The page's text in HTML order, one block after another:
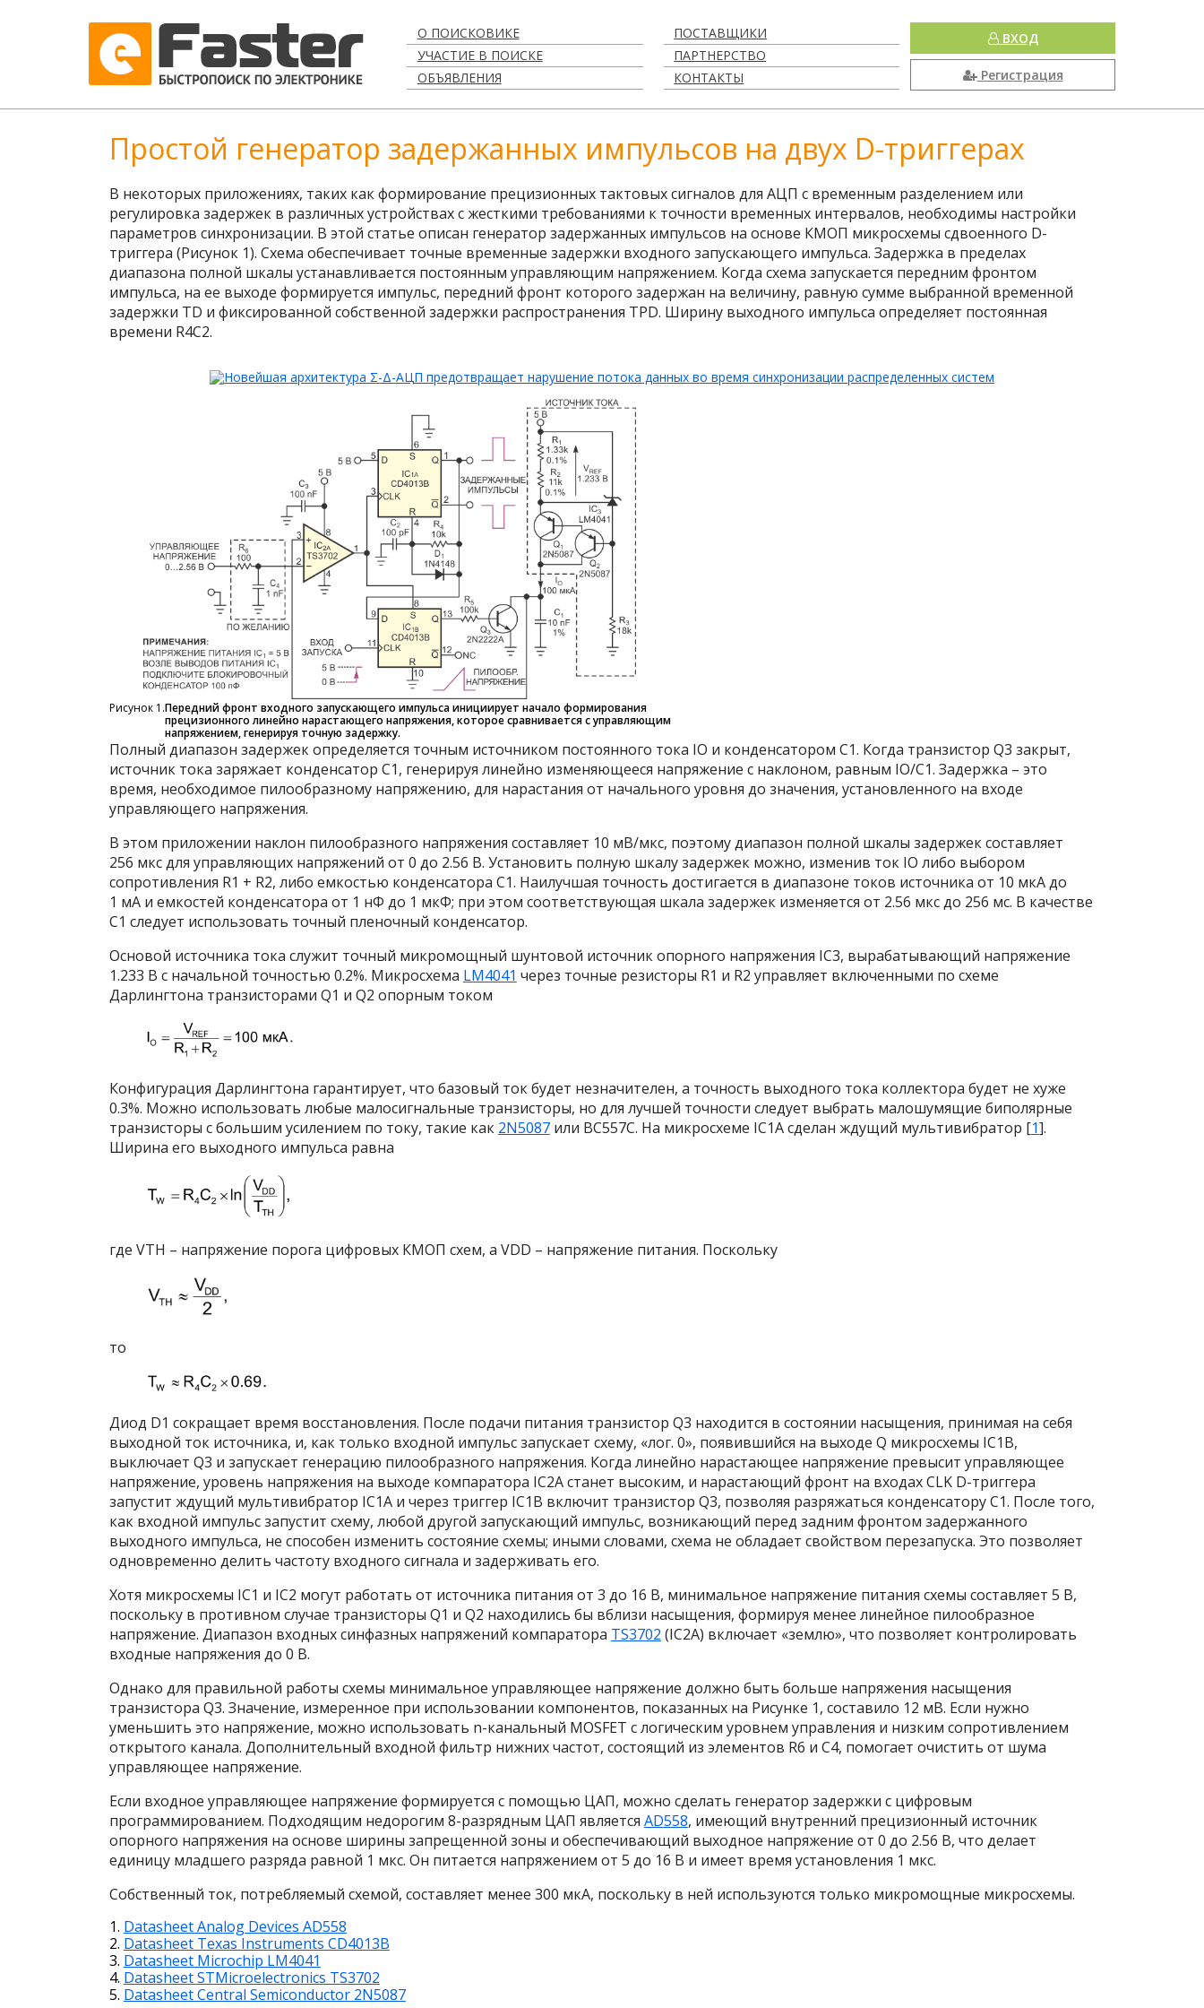
О ПОИСКОВИКЕ
ПОСТАВЩИКИ
УЧАСТИЕ В ПОИСКЕ
ПАРТНЕРСТВО
ОБЪЯВЛЕНИЯ
КОНТАКТЫ
ВХОД
Регистрация
Простой генератор задержанных импульсов на двух D-триггерах
В некоторых приложениях, таких как формирование прецизионных тактовых сигналов для АЦП с временным разделением или
регулировка задержек в различных устройствах с жесткими требованиями к точности временных интервалов, необходимы настройки
параметров синхронизации. В этой статье описан генератор задержанных импульсов на основе КМОП микросхемы сдвоенного D-
триггера (Рисунок 1). Схема обеспечивает точные временные задержки входного запускающего импульса. Задержка в пределах
диапазона полной шкалы устанавливается постоянным управляющим напряжением. Когда схема запускается передним фронтом
импульса, на ее выходе формируется импульс, передний фронт которого задержан на величину, равную сумме выбранной временной
задержки TD и фиксированной собственной задержки распространения TPD. Ширину выходного импульса определяет постоянная
времени R4C2.
Рисунок 1.Передний фронт входного запускающего импульса инициирует начало формирования
прецизионного линейно нарастающего напряжения, которое сравнивается с управляющим
напряжением, генерируя точную задержку.
Полный диапазон задержек определяется точным источником постоянного тока IO и конденсатором C1. Когда транзистор Q3 закрыт,
источник тока заряжает конденсатор C1, генерируя линейно изменяющееся напряжение с наклоном, равным IO/C1. Задержка – это
время, необходимое пилообразному напряжению, для нарастания от начального уровня до значения, установленного на входе
управляющего напряжения.
В этом приложении наклон пилообразного напряжения составляет 10 мВ/мкс, поэтому диапазон полной шкалы задержек составляет
256 мкс для управляющих напряжений от 0 до 2.56 В. Установить полную шкалу задержек можно, изменив ток IO либо выбором
сопротивления R1 + R2, либо емкостью конденсатора C1. Наилучшая точность достигается в диапазоне токов источника от 10 мкА до
1 мА и емкостей конденсатора от 1 нФ до 1 мкФ; при этом соответствующая шкала задержек изменяется от 2.56 мкс до 256 мс. В качестве
C1 следует использовать точный пленочный конденсатор.
Основой источника тока служит точный микромощный шунтовой источник опорного напряжения IC3, вырабатывающий напряжение
1.233 В с начальной точностью 0.2%. Микросхема LM4041 через точные резисторы R1 и R2 управляет включенными по схеме
Дарлингтона транзисторами Q1 и Q2 опорным током
Конфигурация Дарлингтона гарантирует, что базовый ток будет незначителен, а точность выходного тока коллектора будет не хуже
0.3%. Можно использовать любые малосигнальные транзисторы, но для лучшей точности следует выбрать малошумящие биполярные
транзисторы с большим усилением по току, такие как 2N5087или BC557C. На микросхеме IC1Aсделан ждущий мультивибратор [1].
Ширина его выходного импульса равна
где VTH – напряжение порога цифровых КМОП схем, а VDD – напряжение питания. Поскольку
то
Диод D1 сокращает время восстановления. После подачи питания транзистор Q3 находится в состоянии насыщения, принимая на себя
выходной ток источника, и, как только входной импульс запускает схему, «лог. 0», появившийся на выходе Q микросхемы IC1B,
выключает Q3 и запускает генерацию пилообразного напряжения. Когда линейно нарастающее напряжение превысит управляющее
напряжение, уровень напряжения на выходе компаратора IC2Aстанет высоким, и нарастающий фронт на входах CLK D-триггера
запустит ждущий мультивибратор IC1Aи через триггер IC1B включит транзистор Q3, позволяя разряжаться конденсатору C1. После того,
как входной импульс запустит схему, любой другой запускающий импульс, возникающий перед задним фронтом задержанного
выходного импульса, не способен изменить состояние схемы; иными словами, схема не обладает свойством перезапуска. Это позволяет
одновременно делить частоту входного сигнала и задерживать его.
Хотя микросхемы IC1 и IC2 могут работать от источника питания от 3 до 16 В, минимальное напряжение питания схемы составляет 5 В,
поскольку в противном случае транзисторы Q1 и Q2 находились бы вблизи насыщения, формируя менее линейное пилообразное
напряжение. Диапазон входных синфазных напряжений компаратора TS3702 (IC2A) включает «землю», что позволяет контролировать
входные напряжения до 0 В.
Однако для правильной работы схемы минимальное управляющее напряжение должно быть больше напряжения насыщения
транзистора Q3. Значение, измеренное при использовании компонентов, показанных на Рисунке 1, составило 12 мВ. Если нужно
уменьшить это напряжение, можно использовать n-канальный MOSFET с логическим уровнем управления и низким сопротивлением
открытого канала. Дополнительный входной фильтр нижних частот, состоящий из элементов R6 и C4, помогает очистить от шума
управляющее напряжение.
Если входное управляющее напряжение формируется с помощью ЦАП, можно сделать генератор задержки с цифровым
программированием. Подходящим недорогим 8-разрядным ЦАП является AD558, имеющий внутренний прецизионный источник
опорного напряжения на основе ширины запрещенной зоны и обеспечивающий выходное напряжение от 0 до 2.56 В, что делает
единицу младшего разряда равной 1 мкс. Он питается напряжением от 5 до 16 В и имеет время установления 1 мкс.
Собственный ток, потребляемый схемой, составляет менее 300 мкА, поскольку в ней используются только микромощные микросхемы.
Datasheet Analog Devices AD558
Datasheet Texas Instruments CD4013B
Datasheet Microchip LM4041
Datasheet STMicroelectronics TS3702
Datasheet Central Semiconductor 2N5087